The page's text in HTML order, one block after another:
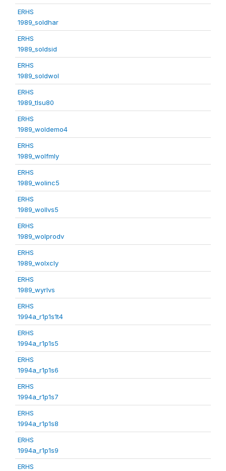
ERHS
1989_soldhar
ERHS
1989_soldsid
ERHS
1989_soldwol
ERHS
1989_tlsu80
ERHS
1989_woldemo4
ERHS
1989_wolfmly
ERHS
1989_wolinc5
ERHS
1989_wollvs5
ERHS
1989_wolprodv
ERHS
1989_wolxcly
ERHS
1989_wyrlvs
ERHS
1994a_r1p1s1t4
ERHS
1994a_r1p1s5
ERHS
1994a_r1p1s6
ERHS
1994a_r1p1s7
ERHS
1994a_r1p1s8
ERHS
1994a_r1p1s9
ERHS